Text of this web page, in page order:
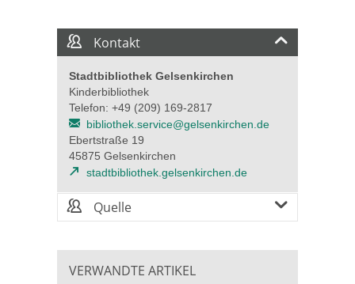
Kontakt
Stadtbibliothek Gelsenkirchen
Kinderbibliothek
Telefon: +49 (209) 169-2817
bibliothek.service@gelsenkirchen.de
Ebertstraße 19
45875 Gelsenkirchen
stadtbibliothek.gelsenkirchen.de
Quelle
VERWANDTE ARTIKEL